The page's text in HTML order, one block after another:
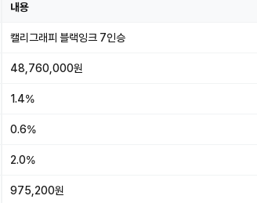
내용
캘리그래피 블랙잉크 7인승
48,760,000원
1.4%
0.6%
2.0%
975,200원